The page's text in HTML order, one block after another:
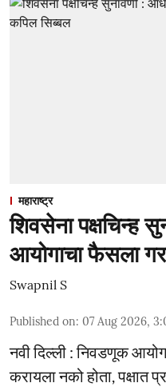
महाराष्ट्र
शिवसेना पक्षचिन्ह
आयोगाचा फैसला
Swapnil S
Published on: 07 Aug 2026,
नवी दिल्ली : निवडणूक
करायला नको होता, पक्षात